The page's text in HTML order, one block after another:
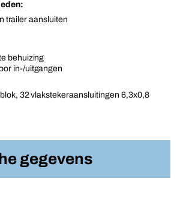
trailer aansluiten
behuizing
in-/uitgangen
32 vlakstekeraansluitingen 6,3x0,8
gegevens